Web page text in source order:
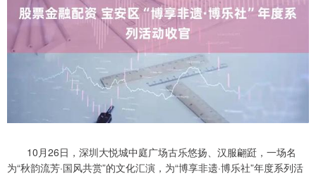
10月26日，深圳大悦城中庭广场古乐悠扬、汉服翩跹，一场名
为“秋韵流芳·国风共赏”的文化汇演，为“博享非遗·博乐社”年度系列活